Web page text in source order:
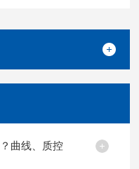
曲线、质控